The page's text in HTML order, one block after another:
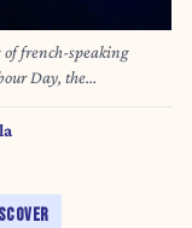
of french-speaking
Day, the
BELGA PHOTO